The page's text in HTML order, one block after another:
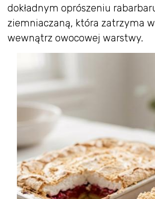
dokładnym oprószeniu
ziemniaczaną, która zatrzyma
wewnątrz owocowej warstwy.